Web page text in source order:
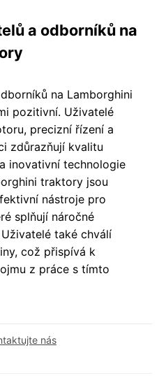
a odborníků na
na Lamborghini
pozitivní. Uživatelé
precizní řízení a
zdůrazňují kvalitu
inovativní technologie
traktory jsou
nástroje pro
splňují náročné
také chválí
což přispívá k
z práce s tímto
nás